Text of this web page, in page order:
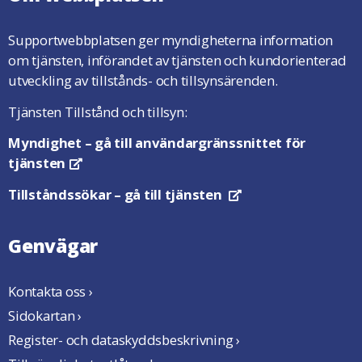
Supportwebbplatsen ger myndigheterna information
om tjänsten, införandet av tjänsten och kundorienterad
utveckling av tillstånds- och tillsynsärenden.
Tjänsten Tillstånd och tillsyn:
Myndighet – gå till användargränssnittet för
tjänsten
Öppnas i en ny flik
Tillståndssökar– gå till tjänsten Öppnas i en ny flik
Genvägar
Kontakta oss ›
Sidokartan ›
Register- och dataskyddsbeskrivning ›